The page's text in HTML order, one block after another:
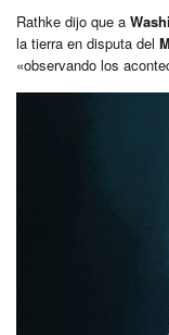
Rathke dijo que a
la tierra en disputa del
«observando los